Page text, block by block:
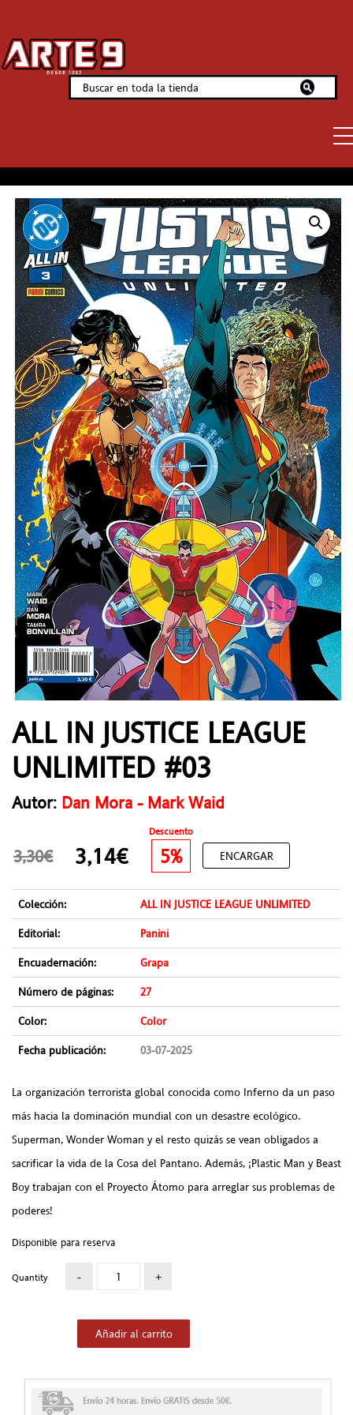
ALL IN JUSTICE LEAGUE
UNLIMITED #03
Autor: Dan Mora - Mark Waid
Descuento
3,30€ 3,14€ 5% ENCARGAR
Colección:
ALL IN JUSTICE LEAGUE UNLIMITED
Editorial:
Panini
Encuadernación:
Grapa
Número de páginas:
27
Color:
Color
Fecha publicación:
03-07-2025
La organización terrorista global conocida como Inferno da un paso
más hacia la dominación mundial con un desastre ecológico.
Superman, Wonder Woman y el resto quizás se vean obligados a
sacrificar la vida de la Cosa del Pantano. Además, ¡Plastic Man y Beast
Boy trabajan con el Proyecto Átomo para arreglar sus problemas de
poderes!
Disponible para reserva
Quantity
Añadir al carrito